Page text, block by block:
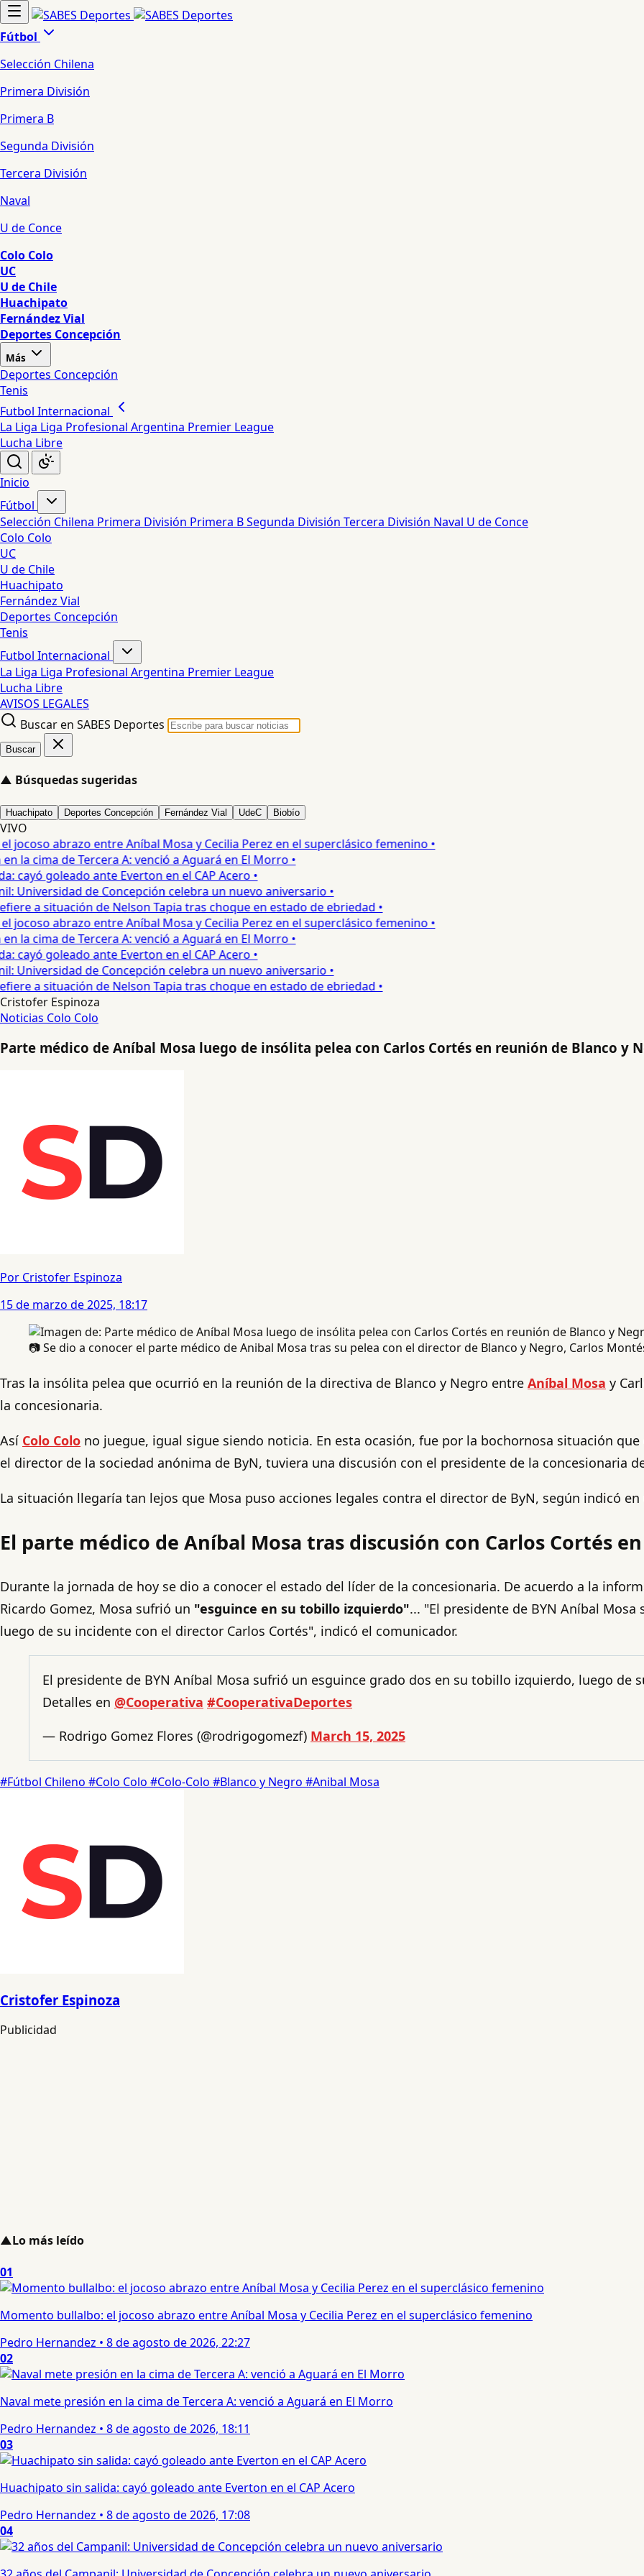
Fútbol
Selección Chilena
Primera División
Primera B
Segunda División
Tercera División
Naval
U de Conce
Colo Colo
UC
U de Chile
Huachipato
Fernández Vial
Deportes Concepción
Más
Deportes Concepción
Tenis
Futbol Internacional
La Liga Liga Profesional Argentina Premier League
Lucha Libre
Inicio
Fútbol
Selección Chilena Primera División Primera BSegunda División Tercera División Naval U de Conce
Colo Colo
UC
U de Chile
Huachipato
Fernández Vial
Deportes Concepción
Tenis
Futbol Internacional
La Liga Liga Profesional Argentina Premier League
Lucha Libre
AVISOS LEGALES
Buscar en SABES Deportes
Buscar
▲ Búsquedas sugeridas
Huachipato Deportes Concepción Fernández Vial UdeC Biobío
VIVO
abrazo entre Aníbal Mosa y Cecilia Perez en el superclásico femenino •
la cima de Tercera A: venció a Aguará en El Morro •
goleado ante Everton en el CAP Acero •
Universidad de Concepción celebra un nuevo aniversario •
a situación de Nelson Tapia tras choque en estado de ebriedad •
abrazo entre Aníbal Mosa y Cecilia Perez en el superclásico femenino •
la cima de Tercera A: venció a Aguará en El Morro •
goleado ante Everton en el CAP Acero •
Universidad de Concepción celebra un nuevo aniversario •
a situación de Nelson Tapia tras choque en estado de ebriedad •
Cristofer Espinoza
Noticias Colo Colo
Parte médico de Aníbal Mosa luego de insólita pelea con Carlos Cortés en reunión de Blanco y
Por Cristofer Espinoza
15 de marzo de 2025, 18:17
📷 Se dio a conocer el parte médico de Anibal Mosa tras su pelea con el director de Blanco y Negro, Carlos
Tras la insólita pelea que ocurrió en la reunión de la directiva de Blanco y Negro entre Aníbal Mosa y
la concesionaria.
Así Colo Colo no juegue, igual sigue siendo noticia. En esta ocasión, fue por la bochornosa situación
el director de la sociedad anónima de ByN, tuviera una discusión con el presidente de la concesionaria
La situación llegaría tan lejos que Mosa puso acciones legales contra el director de ByN, según indicó
El parte médico de Aníbal Mosa tras discusión con Carlos Cortés
Durante la jornada de hoy se dio a conocer el estado del líder de la concesionaria. De acuerdo a la
Ricardo Gomez, Mosa sufrió un "esguince en su tobillo izquierdo"... "El presidente de BYN Aníbal
luego de su incidente con el director Carlos Cortés", indicó el comunicador.
El presidente de BYN Aníbal Mosa sufrió un esguince grado dos en su tobillo izquierdo, luego de
Detalles en @Cooperativa #CooperativaDeportes
— Rodrigo Gomez Flores (@rodrigogomezf) March 15, 2025
#Fútbol Chileno #Colo Colo #Colo-Colo #Blanco y Negro #Anibal Mosa
Cristofer Espinoza
Publicidad
▲Lo más leído
01
Momento bullalbo: el jocoso abrazo entre Aníbal Mosa y Cecilia Perez en el superclásico femenino
Pedro Hernandez • 8 de agosto de 2026, 22:27
02
Naval mete presión en la cima de Tercera A: venció a Aguará en El Morro
Pedro Hernandez • 8 de agosto de 2026, 18:11
03
Huachipato sin salida: cayó goleado ante Everton en el CAP Acero
Pedro Hernandez • 8 de agosto de 2026, 17:08
04